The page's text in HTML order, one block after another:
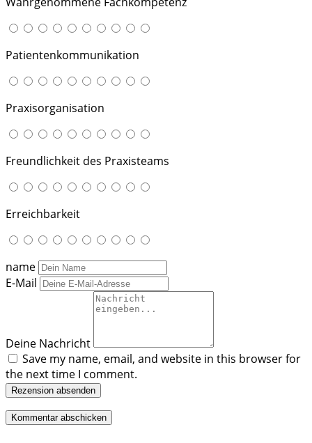
Patientenkommunikation
Praxisorganisation
Freundlichkeit des Praxisteams
Erreichbarkeit
name
E-Mail
Deine Nachricht
Save my name, email, and website in this browser for
the next time I comment.
Rezension absenden